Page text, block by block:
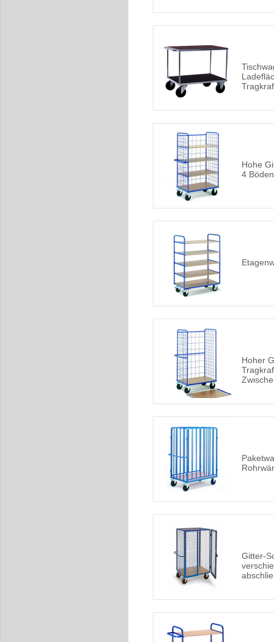
Hohe
4
Hoher
Gitter-